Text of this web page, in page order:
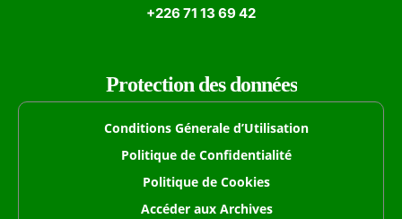
+226 71 13 69 42
Protection des données
Conditions Génerale d’Utilisation
Politique de Confidentialité
Politique de Cookies
Accéder aux Archives